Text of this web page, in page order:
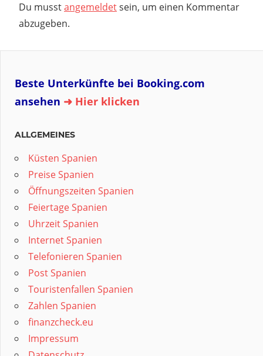
Du musstangemeldetsein, um einen Kommentar
abzugeben.
Beste Unterkünfte bei Booking.com
ansehen ➜ Hier klicken
ALLGEMEINES
Küsten Spanien
Preise Spanien
Öffnungszeiten Spanien
Feiertage Spanien
Uhrzeit Spanien
Internet Spanien
Telefonieren Spanien
Post Spanien
Touristenfallen Spanien
Zahlen Spanien
finanzcheck.eu
Impressum